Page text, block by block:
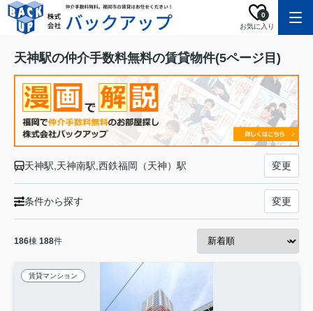
お気に入り
0
天神駅の仲介手数料無料の賃貸物件(5ページ目)
天神駅,天神南駅,西鉄福岡（天神）駅 変更
条件から探す 変更
186棟 188件
賃貸マンション